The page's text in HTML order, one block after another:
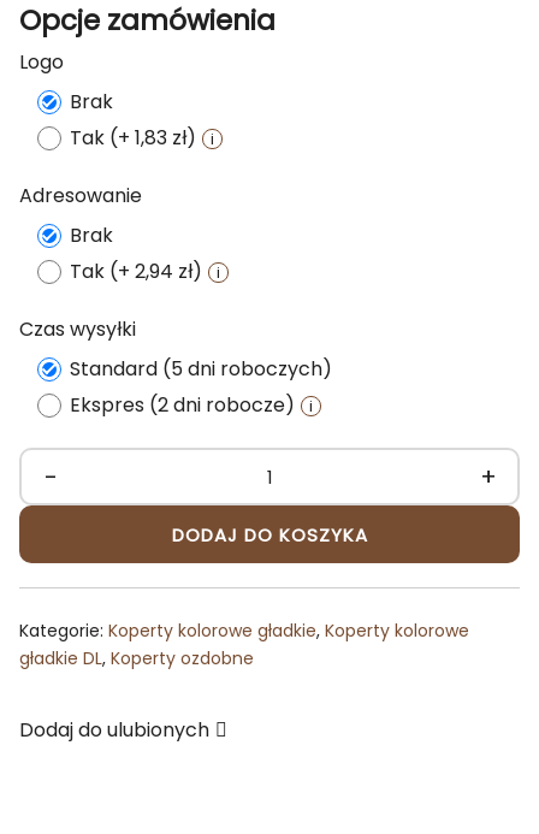
Opcje zamówienia
Logo
Brak
Tak (+ 1,83 zł)
Adresowanie
Brak
Tak (+ 2,94 zł)
Czas wysyłki
Standard (5 dni roboczych)
Ekspres (2 dni robocze)
-
ilość
ciemnozielona
matowa
+
DODAJ DO KOSZYKA
Kategorie: Koperty kolorowe gładkie, Koperty kolorowe
gładkie DL, Koperty ozdobne
Dodaj do ulubionych